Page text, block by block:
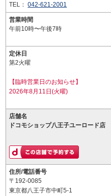
TEL： 042-621-2001
営業時間
午前10時〜午後7時
定休日
第2火曜
【臨時営業日のお知らせ】
2026年8月11日(火曜)
店舗名
ドコモショップ八王子ユーロード店
住所/電話番号
〒192-0085
東京都八王子市中町5-1